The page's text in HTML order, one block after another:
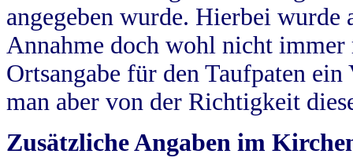
angegeben wurde. Hierbei wurde
Annahme doch wohl nicht
Ortsangabe für den Taufpaten
man aber von der Richtigkeit
Zusätzliche Angaben im